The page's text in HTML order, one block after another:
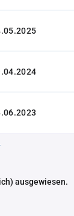
ausgewiesen.